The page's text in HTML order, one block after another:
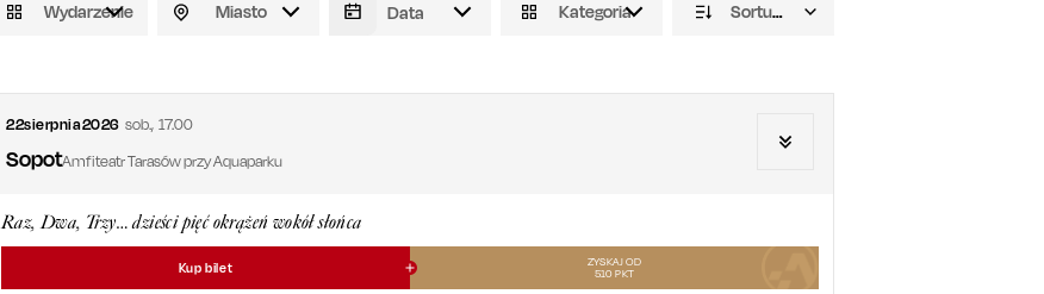
Wydarzenie Miasto Kategoria Sortuj domyślnie
22sierpnia2026 sob., 17.00
SopotAmfiteatr Tarasów przy Aquaparku
Raz, Dwa, Trzy… dzieści pięć okrążeń wokół słońca
Kup bilet
ZYSKAJ OD
510 PKT